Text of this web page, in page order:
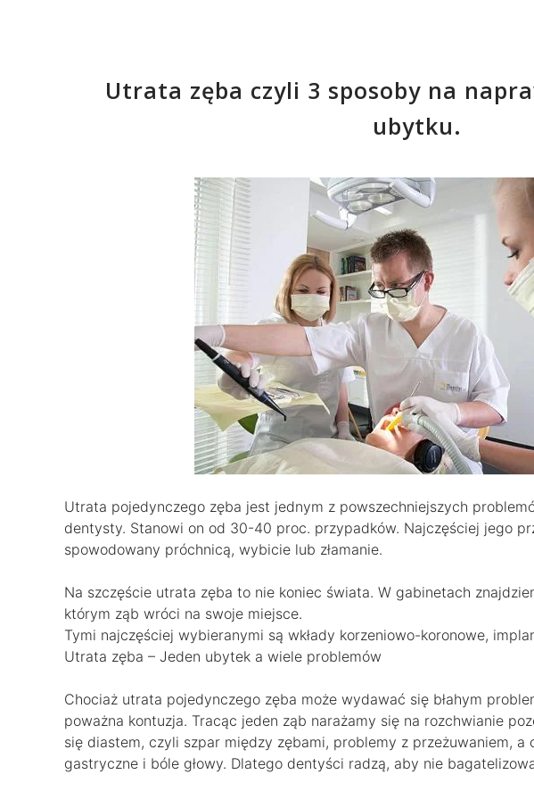
Utrata zęba czyli 3 sposoby na
ubytku.
Utrata pojedynczego zęba jest jednym z powszechniejszych
dentysty. Stanowi on od 30-40 proc. przypadków. Najczęściej jego
spowodowany próchnicą, wybicie lub złamanie.
Na szczęście utrata zęba to nie koniec świata. W gabinetach
którym ząb wróci na swoje miejsce.
Tymi najczęściej wybieranymi są wkłady korzeniowo-koronowe,
Utrata zęba – Jeden ubytek a wiele problemów
Chociaż utrata pojedynczego zęba może wydawać się błahym
poważna kontuzja. Tracąc jeden ząb narażamy się na rozchwianie
się diastem, czyli szpar między zębami, problemy z przeżuwaniem,
gastryczne i bóle głowy. Dlatego dentyści radzą, aby nie